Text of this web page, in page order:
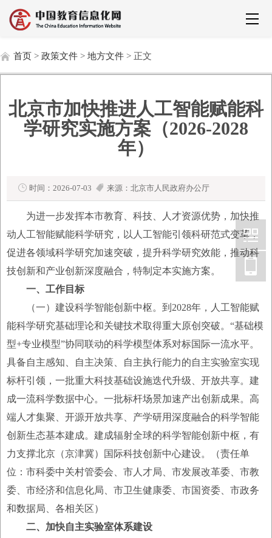
首页 > 政策文件 > 地方文件 > 正文
北京市加快推进人工智能赋能科
学研究实施方案（2026-2028
年）
时间：2026-07-03 来源：北京市人民政府办公厅
为进一步发挥本市教育、科技、人才资源优势，加快推
动人工智能赋能科学研究，以人工智能引领科研范式变革，
促进各领域科学研究加速突破，提升科学研究效能，推动科
技创新和产业创新深度融合，特制定本实施方案。
一、工作目标
（一）建设科学智能创新中枢。到2028年，人工智能赋
能科学研究基础理论和关键技术取得重大原创突破。“基础模
型+专业模型”协同联动的科学模型体系对标国际一流水平。
具备自主感知、自主决策、自主执行能力的自主实验室实现
标杆引领，一批重大科技基础设施迭代升级、开放共享。建
成一流科学数据中心。一批标杆场景加速产出创新成果。高
端人才集聚、开源开放共享、产学研用深度融合的科学智能
创新生态基本建成。建成辐射全球的科学智能创新中枢，有
力支撑北京（京津冀）国际科技创新中心建设。（责任单
位：市科委中关村管委会、市人才局、市发展改革委、市教
委、市经济和信息化局、市卫生健康委、市国资委、市政务
和数据局、各相关区）
二、加快自主实验室体系建设